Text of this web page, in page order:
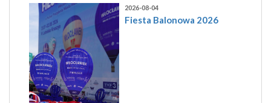
2026-08-04
Fiesta Balonowa 2026